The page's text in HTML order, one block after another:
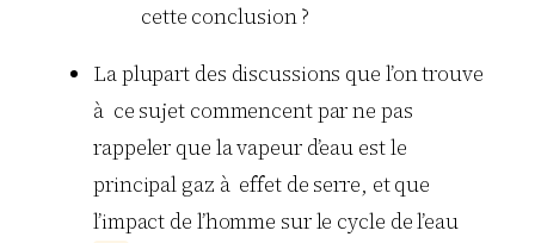
cette conclusion ?
La plupart des discussions que l’on trouve
à ce sujet commencent par ne pas
rappeler que la vapeur d’eau est le
principal gaz à effet de serre, et que
l’impact de l’homme sur le cycle de l’eau